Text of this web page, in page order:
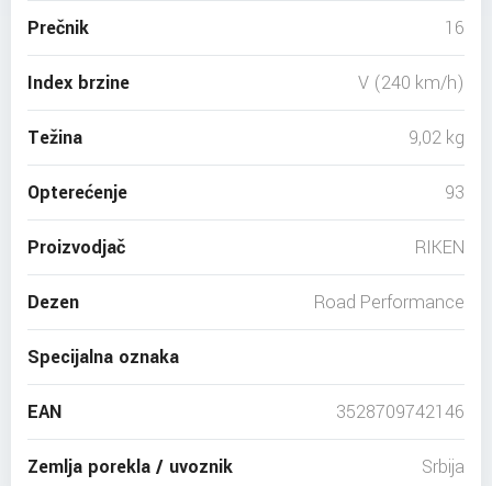
Prečnik 16
Index brzine V (240 km/h)
Težina 9,02 kg
Opterećenje 93
Proizvodjač RIKEN
Dezen Road Performance
Specijalna oznaka
EAN 3528709742146
Zemlja porekla / uvoznik Srbija